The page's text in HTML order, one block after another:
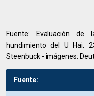
Fuente: Evaluación
hundimiento del U Hai,
Steenbuck - imágenes:
Fuente: